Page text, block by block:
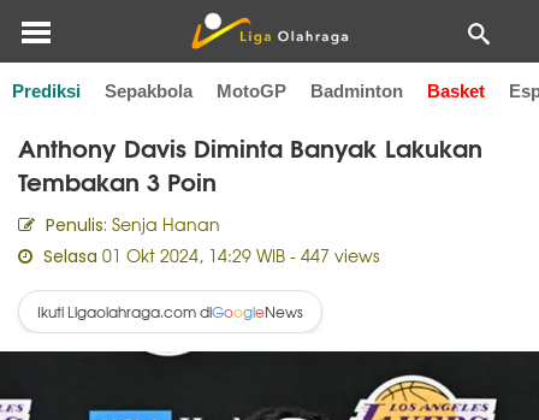
Prediksi Sepakbola MotoGP Badminton Basket
Home Basket
Anthony Davis Diminta Banyak Lakukan
Tembakan 3 Poin
Penulis: Senja Hanan
Selasa 01 Okt 2024, 14:29 WIB - 447 views
Ikuti Ligaolahraga.com diGoogleNews